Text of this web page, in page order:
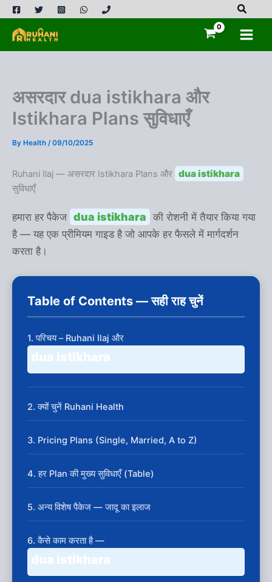
Skip
to
content
असरदार dua istikhara और
Istikhara Plans सुविधाएँ
By Health /09/10/2025
Ruhani Ilaj — असरदार Istikhara Plans और dua istikhara
सुविधाएँ
हमारा हर पैकेज dua istikhara की रोशनी में तैयार किया गया
है — यह एक प्रीमियम गाइड है जो आपके हर फैसले में मार्गदर्शन
करता है।
Table of Contents — सही राह चुनें
1. परिचय – Ruhani Ilaj और
dua istikhara
2. क्यों चुनें Ruhani Health
3. Pricing Plans (Single, Married, A to Z)
4. हर Plan की मुख्य सुविधाएँ (Table)
5. अन्य विशेष पैकेज — जादू का इलाज
6. कैसे काम करता है —
dua istikhara